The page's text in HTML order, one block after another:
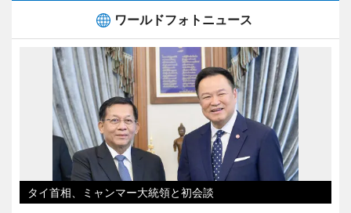
ワールドフォトニュース
タイ首相、ミャンマー大統領と初会談